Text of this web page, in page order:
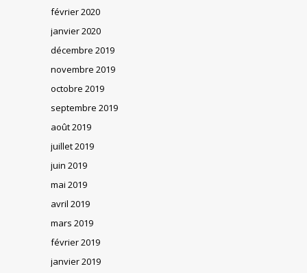
février 2020
janvier 2020
décembre 2019
novembre 2019
octobre 2019
septembre 2019
août 2019
juillet 2019
juin 2019
mai 2019
avril 2019
mars 2019
février 2019
janvier 2019